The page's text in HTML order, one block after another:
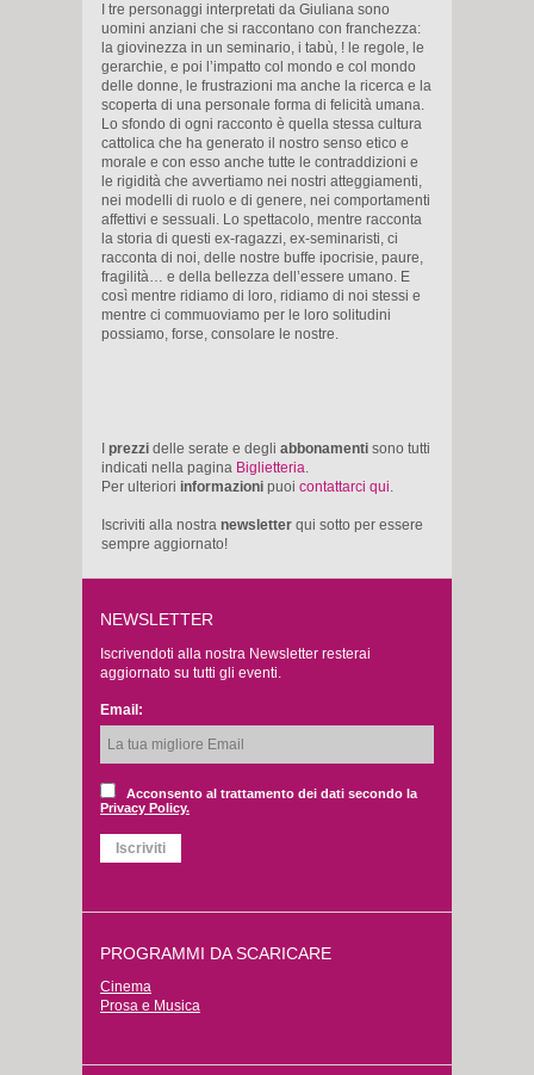
I tre personaggi interpretati da Giuliana sono
uomini anziani che si raccontano con franchezza:
la giovinezza in un seminario, i tabù, ! le regole, le
gerarchie, e poi l’impatto col mondo e col mondo
delle donne, le frustrazioni ma anche la ricerca e la
scoperta di una personale forma di felicità umana.
Lo sfondo di ogni racconto è quella stessa cultura
cattolica che ha generato il nostro senso etico e
morale e con esso anche tutte le contraddizioni e
le rigidità che avvertiamo nei nostri atteggiamenti,
nei modelli di ruolo e di genere, nei comportamenti
affettivi e sessuali. Lo spettacolo, mentre racconta
la storia di questi ex-ragazzi, ex-seminaristi, ci
racconta di noi, delle nostre buffe ipocrisie, paure,
fragilità… e della bellezza dell’essere umano. E
così mentre ridiamo di loro, ridiamo di noi stessi e
mentre ci commuoviamo per le loro solitudini
possiamo, forse, consolare le nostre.
prezzi delle serate e degli abbonamenti sono tutti
indicati nella pagina Biglietteria.
Per ulteriori informazioni puoi contattarci qui.
Iscriviti alla nostra newsletter qui sotto per essere
sempre aggiornato!
NEWSLETTER
Iscrivendoti alla nostra Newsletter resterai
aggiornato su tutti gli eventi.
Email:
Acconsento al trattamento dei dati secondo la
Privacy Policy.
PROGRAMMI DA SCARICARE
Cinema
Prosa e Musica